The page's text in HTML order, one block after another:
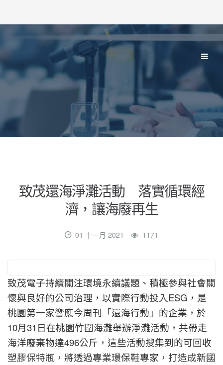
致茂還海淨灘活動 落實循環經
濟，讓海廢再生
01 十一月 2021 1171
致茂電子持續關注環境永續議題、積極參與社會關
懷與良好的公司治理，以實際行動投入ESG，是
桃園第一家響應今周刊「還海行動」的企業，於
10月31日在桃園竹圍海灘舉辦淨灘活動，共帶走
海洋廢棄物達496公斤，這些活動搜集到的可回收
塑膠保特瓶，將透過專業環保鞋專家，打造成新國